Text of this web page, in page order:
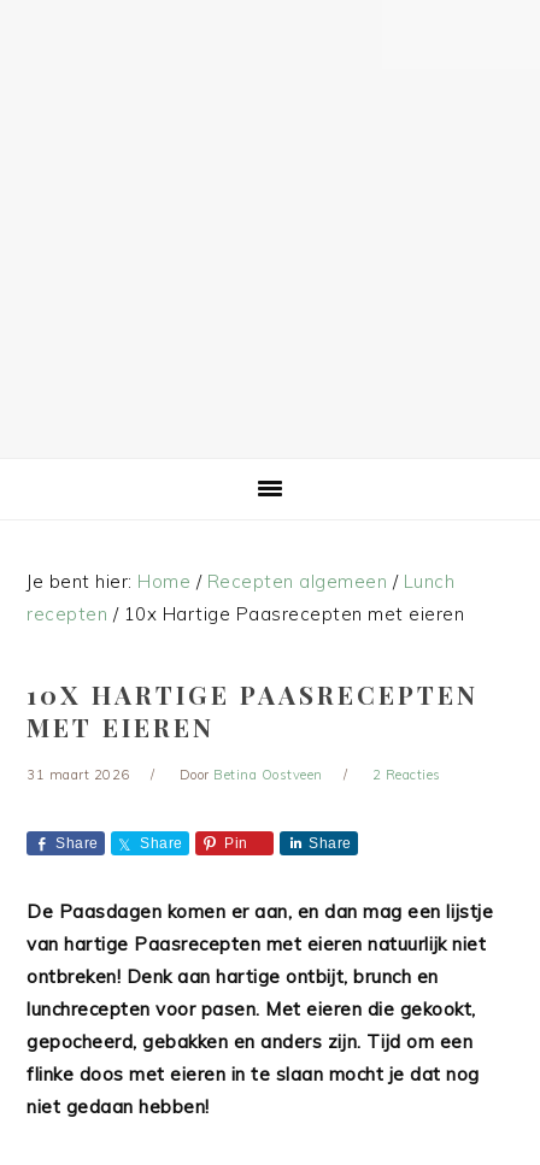
Je bent hier: Home / Recepten algemeen / Lunch
recepten /10x Hartige Paasrecepten met eieren
10X HARTIGE PAASRECEPTEN
MET EIEREN
31 maart 2026 Door Betina Oostveen 2 Reacties
Share Share Pin Share
De Paasdagen komen er aan, en dan mag een lijstje
van hartige Paasrecepten met eieren natuurlijk niet
ontbreken! Denk aan hartige ontbijt, brunch en
lunchrecepten voor pasen. Met eieren die gekookt,
gepocheerd, gebakken en anders zijn. Tijd om een
flinke doos met eieren in te slaan mocht je dat nog
niet gedaan hebben!